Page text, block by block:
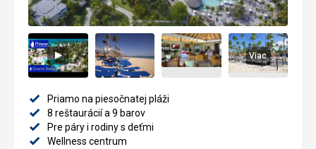
Viac
Priamo na piesočnatej pláži
8 reštaurácií a 9 barov
Pre páry i rodiny s deťmi
Wellness centrum